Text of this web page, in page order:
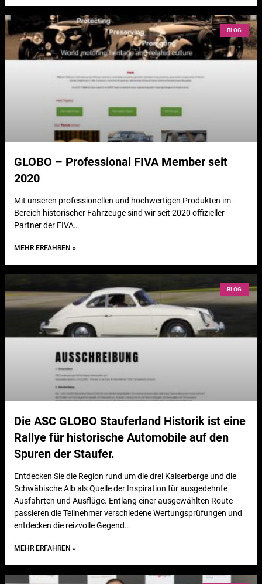
BLOG
GLOBO – Professional FIVA Member seit
2020
Mit unseren professionellen und hochwertigen Produkten im
Bereich historischer Fahrzeuge sind wir seit 2020 offizieller
Partner der FIVA…
MEHR ERFAHREN »
BLOG
Die ASC GLOBO Stauferland Historik ist eine
Rallye für historische Automobile auf den
Spuren der Staufer.
Entdecken Sie die Region rund um die drei Kaiserberge und die
Schwäbische Alb als Quelle der Inspiration für ausgedehnte
Ausfahrten und Ausflüge. Entlang einer ausgewählten Route
passieren die Teilnehmer verschiedene Wertungsprüfungen und
entdecken die reizvolle Gegend…
MEHR ERFAHREN »